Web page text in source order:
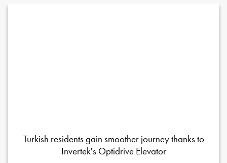
Turkish residents gain smoother journey thanks to
Invertek's Optidrive Elevator